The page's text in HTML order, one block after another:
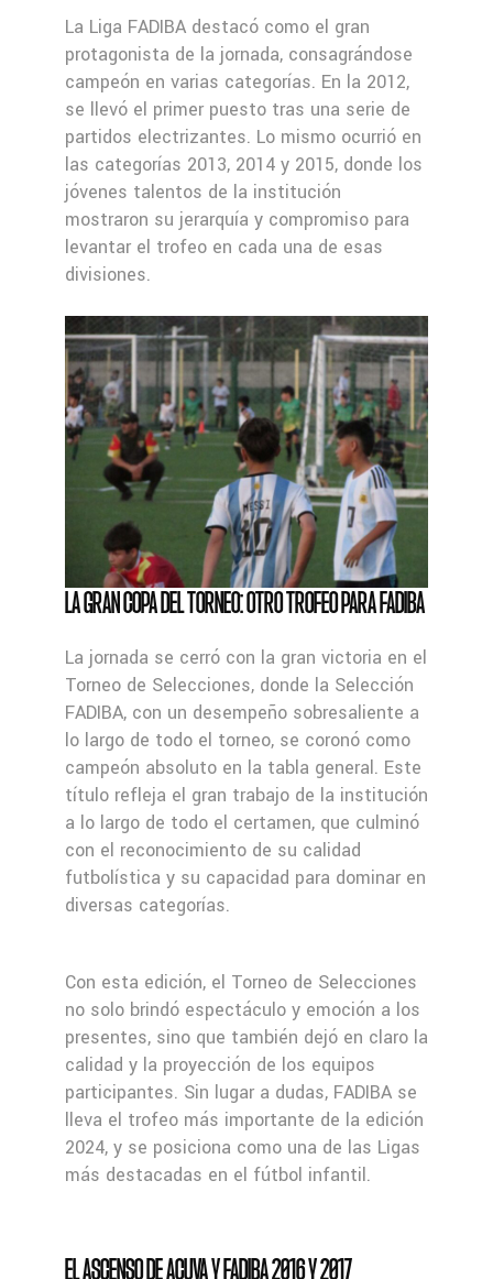
La Liga FADIBA destacó como el gran
protagonista de la jornada, consagrándose
campeón en varias categorías. En la 2012,
se llevó el primer puesto tras una serie de
partidos electrizantes. Lo mismo ocurrió en
las categorías 2013, 2014 y 2015, donde los
jóvenes talentos de la institución
mostraron su jerarquía y compromiso para
levantar el trofeo en cada una de esas
divisiones.
LA GRAN COPA DEL TORNEO: OTRO TROFEO PARA FADIBA
La jornada se cerró con la gran victoria en el
Torneo de Selecciones, donde la Selección
FADIBA, con un desempeño sobresaliente a
lo largo de todo el torneo, se coronó como
campeón absoluto en la tabla general. Este
título refleja el gran trabajo de la institución
a lo largo de todo el certamen, que culminó
con el reconocimiento de su calidad
futbolística y su capacidad para dominar en
diversas categorías.
Con esta edición, el Torneo de Selecciones
no solo brindó espectáculo y emoción a los
presentes, sino que también dejó en claro la
calidad y la proyección de los equipos
participantes. Sin lugar a dudas, FADIBA se
lleva el trofeo más importante de la edición
2024, y se posiciona como una de las Ligas
más destacadas en el fútbol infantil.
EL ASCENSO DE ACUVA Y FADIBA 2016 Y 2017